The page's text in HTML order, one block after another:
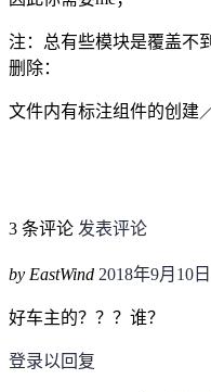
注：总有些模块是覆盖不
删除：
文件内有标注组件的创建
3 条评论 发表评论
by EastWind 2018年9月10日
好车主的？？？谁？
登录以回复